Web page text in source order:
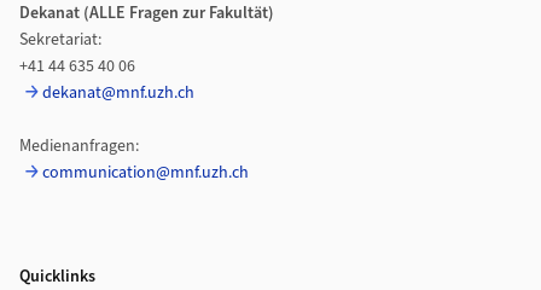
Dekanat (ALLE Fragen zur Fakultät)
Sekretariat:
+41 44 635 40 06
dekanat@mnf.uzh.ch
Medienanfragen:
communication@mnf.uzh.ch
Quicklinks